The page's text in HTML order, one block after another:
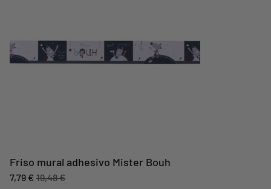
Friso mural adhesivo Mister Bouh
7,79 € 19,48 €